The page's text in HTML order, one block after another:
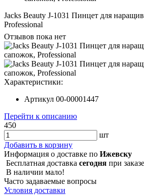
Jacks Beauty J-1031 Пинцет для
Professional
Отзывов пока нет
Характеристики:
Артикул 00-00001447
Перейти к описанию
450
шт
Добавить в корзину
Информация о доставке по Ижевску
Бесплатная доставка сегодня при
В наличии мало!
Часто задаваемые вопросы
Условия доставки